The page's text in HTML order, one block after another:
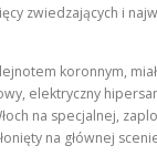
zwiedzających i
koronnym,
elektryczny
na specjalnej,
na głównej